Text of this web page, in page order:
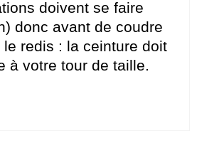
doivent se faire
donc avant de coudre
le redis : la ceinture doit
à votre tour de taille.